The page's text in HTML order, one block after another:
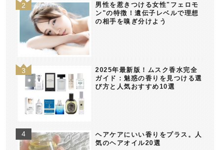
男性を惹きつける女性"フェロモ
ン"の特徴！遺伝子レベルで理想
の相手を嗅ぎ分けよう
2025年最新版！ムスク香水完全
ガイド：魅惑の香りを見つける選
び方と人気おすすめ10選
ヘアケアにいい香りをプラス。人
気のヘアオイル20選